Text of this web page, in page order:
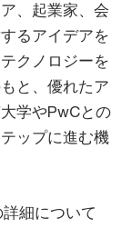
、起業家、会
るアイデアを
クノロジーを
と、優れたア
学やPwCとの
ップに進む機
細について